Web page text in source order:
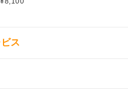
ス